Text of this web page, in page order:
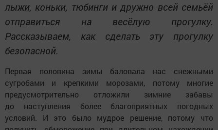
лыжи, коньки, тюбинги и дружно всей семьёй
отправиться на весёлую прогулку.
Рассказываем, как сделать эту прогулку
безопасной.
Первая половина зимы баловала нас снежными
сугробами и крепкими морозами, потому многие
предусмотрительно отложили зимние забавы
до наступления более благоприятных погодных
условий. И это было мудрое решение, потому что